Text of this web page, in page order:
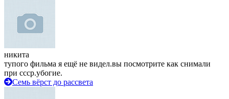
никита
тупого фильма я ещё не видел.вы посмотрите как снимали
при ссср.убогие.
Семь вёрст до рассвета